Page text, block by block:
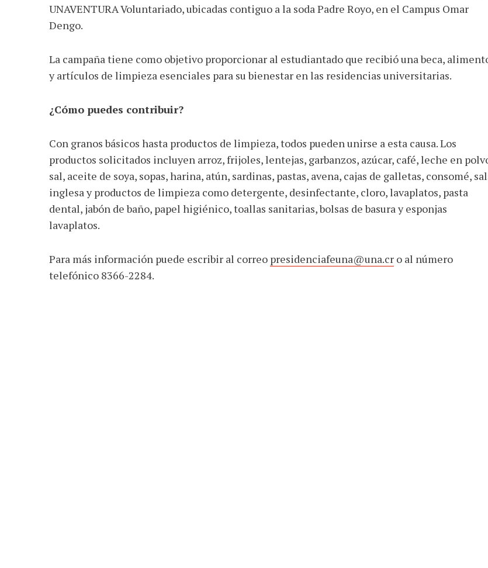
UNAVENTURA Voluntariado, ubicadas contiguo a la soda Padre Royo, en el Campus Omar
Dengo.
La campaña tiene como objetivo proporcionar al estudiantado que recibió una beca,
y artículos de limpieza esenciales para su bienestar en las residencias universitarias.
¿Cómo puedes contribuir?
Con granos básicos hasta productos de limpieza, todos pueden unirse a esta causa. Los
productos solicitados incluyen arroz, frijoles, lentejas, garbanzos, azúcar, café, leche en
sal, aceite de soya, sopas, harina, atún, sardinas, pastas, avena, cajas de galletas, consomé,
inglesa y productos de limpieza como detergente, desinfectante, cloro, lavaplatos, pasta
dental, jabón de baño, papel higiénico, toallas sanitarias, bolsas de basura y esponjas
lavaplatos.
Para más información puede escribir al correo presidenciafeuna@una.cr o al número
telefónico 8366-2284.
Consejo Universitario llama a